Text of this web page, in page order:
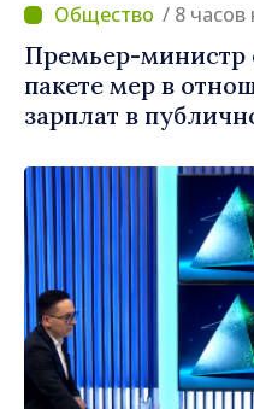
/ 8
Премьер-министр
пакете мер в
зарплат в